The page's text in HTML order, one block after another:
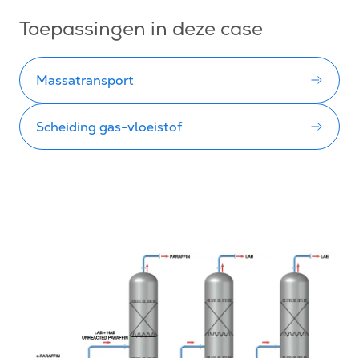
Toepassingen in deze case
Massatransport
Scheiding gas-vloeistof